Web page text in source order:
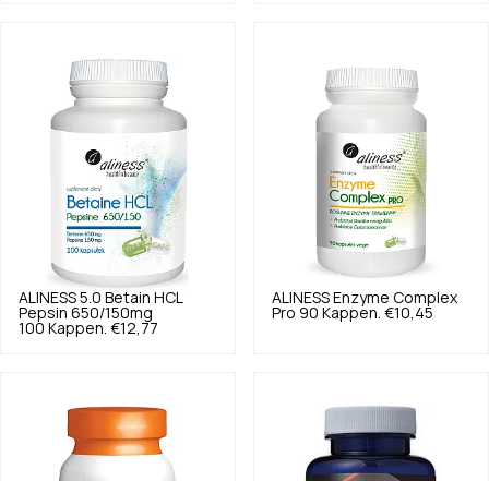
ALINESS 5.0 Betain HCL
Pepsin 650/150mg
100 Kappen. €12,77
ALINESS Enzyme Complex
Pro 90 Kappen. €10,45